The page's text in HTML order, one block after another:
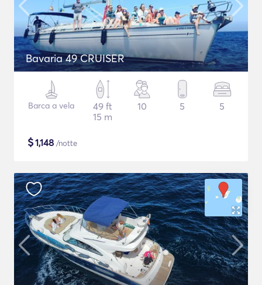
Bavaria 49 CRUISER
Barca a vela
49 ft
15 m
10 5 5
$1,148 /notte